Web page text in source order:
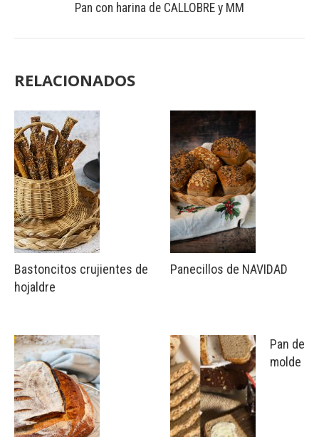
Pan con harina de CALLOBRE y MM
RELACIONADOS
Bastoncitos crujientes de
hojaldre
Panecillos de NAVIDAD
Pan de
molde